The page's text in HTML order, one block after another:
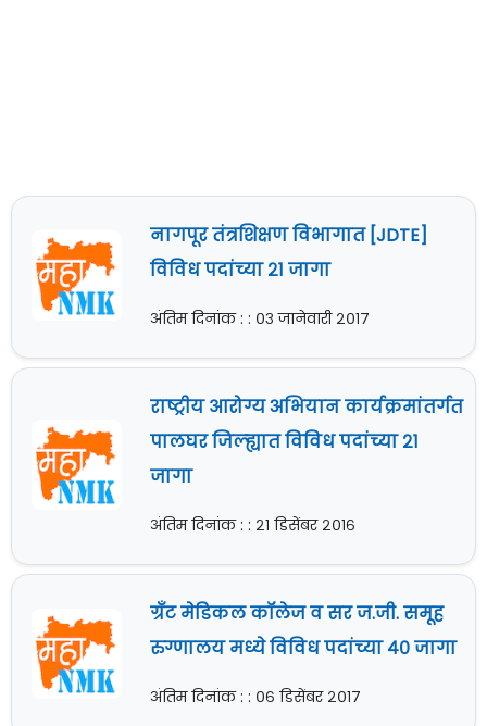
नागपूर तंत्रशिक्षण विभागात [JDTE]
विविध पदांच्या २१ जागा
अंतिम दिनांक : : ०३ जानेवारी २०१७
राष्ट्रीय आरोग्य अभियान कार्यक्रमांतर्गत
पालघर जिल्ह्यात विविध पदांच्या २१
जागा
अंतिम दिनांक : : २१ डिसेंबर २०१६
ग्रँट मेडिकल कॉलेज व सर ज.जी. समूह
रुग्णालय मध्ये विविध पदांच्या ४० जागा
अंतिम दिनांक : : ०६ डिसेंबर २०१७